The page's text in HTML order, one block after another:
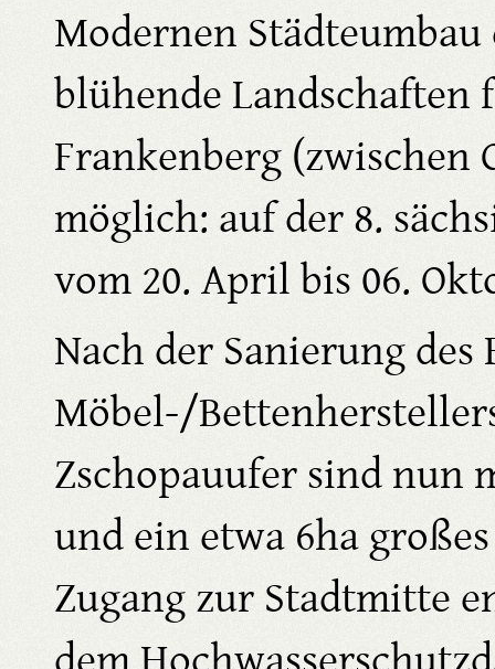
Modernen
blühende
Frankenberg (zwischen
möglich: auf der 8.
vom 20. April bis 06.
Nach der Sanierung
Möbel-/
Zschopauufer sind nun
und ein etwa 6ha
Zugang zur Stadtmitte